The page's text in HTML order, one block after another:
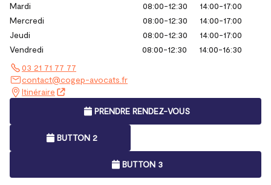
Mardi
08:00-12:30
14:00-17:00
Mercredi
08:00-12:30
14:00-17:00
Jeudi
08:00-12:30
14:00-17:00
Vendredi
08:00-12:30
14:00-16:30
03 21 71 77 77
contact@cogep-avocats.fr
Itinéraire
PRENDRE RENDEZ-VOUS
BUTTON 2
BUTTON 3